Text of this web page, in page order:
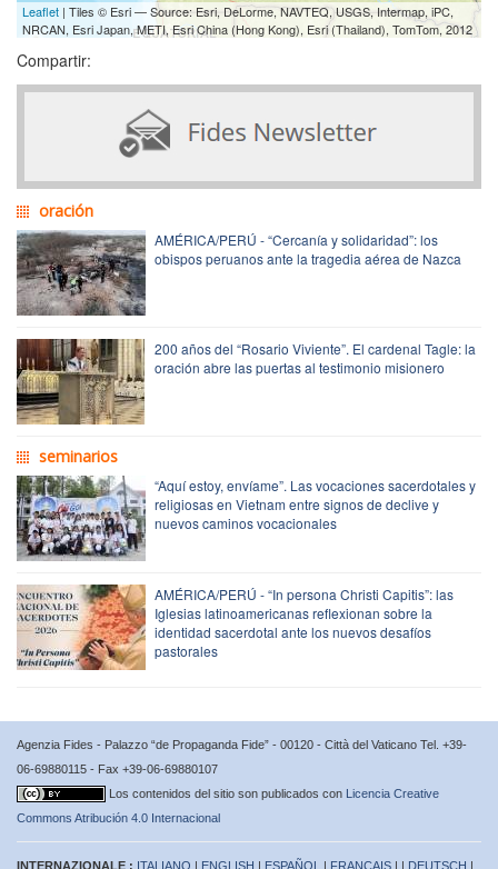
Leaflet | Tiles © Esri — Source: Esri, DeLorme, NAVTEQ, USGS, Intermap, iPC,
NRCAN, Esri Japan, METI, Esri China (Hong Kong), Esri (Thailand), TomTom, 2012
Compartir:
oración
AMÉRICA/PERÚ - “Cercanía y solidaridad”: los
obispos peruanos ante la tragedia aérea de Nazca
200 años del “Rosario Viviente”. El cardenal Tagle: la
oración abre las puertas al testimonio misionero
seminarios
“Aquí estoy, envíame”. Las vocaciones sacerdotales y
religiosas en Vietnam entre signos de declive y
nuevos caminos vocacionales
AMÉRICA/PERÚ - “In persona Christi Capitis”: las
Iglesias latinoamericanas reflexionan sobre la
identidad sacerdotal ante los nuevos desafíos
pastorales
Agenzia Fides - Palazzo “de Propaganda Fide” - 00120 - Città del Vaticano Tel. +39-
06-69880115 - Fax +39-06-69880107
Los contenidos del sitio son publicados con Licencia Creative
Commons Atribución 4.0 Internacional
INTERNAZIONALE : ITALIANO | ENGLISH | ESPAÑOL | FRANÇAIS | | DEUTSCH |